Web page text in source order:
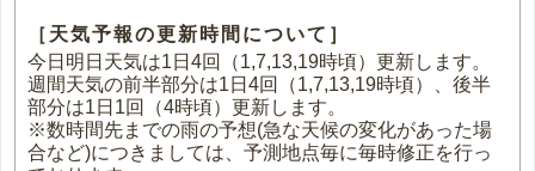
［天気予報の更新時間について］
今日明日天気は1日4回（1,7,13,19時頃）更新します。
週間天気の前半部分は1日4回（1,7,13,19時頃）、後半
部分は1日1回（4時頃）更新します。
※数時間先までの雨の予想(急な天候の変化があった場
合など)につきましては、予測地点毎に毎時修正を行っ